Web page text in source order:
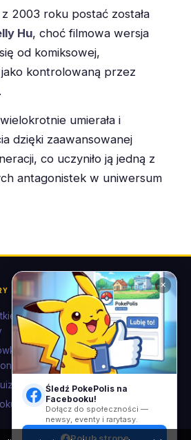
2003 roku postać została
Hu, choć filmowa wersja
od komiksowej,
kontrolowaną przez
umierała i
dzięki zaawansowanej
co uczyniło ją jedną z
antagonistek w uniwersum
POKÉDEX I
KOLEKCJE
Pokédex
Ewolucje
Eevee
Kolekcje
Kolorowanki
POMOC I
KONTAKT
Kontakt
Wsparcie
Polub nas
✕
Śledź PokePolis na
Facebooku!
Dołącz do społeczności —
newsy, eventy i rarytasy.